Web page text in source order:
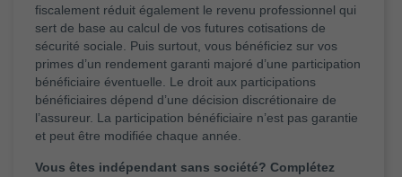
fiscalement réduit également le revenu professionnel qui
sert de base au calcul de vos futures cotisations de
sécurité sociale. Puis surtout, vous bénéficiez sur vos
primes d’un rendement garanti majoré d’une participation
bénéficiaire éventuelle. Le droit aux participations
bénéficiaires dépend d’une décision discrétionaire de
l’assureur. La participation bénéficiaire n’est pas garantie
et peut être modifiée chaque année.
Vous êtes indépendant sans société? Complétez